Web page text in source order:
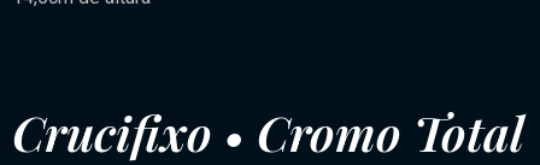
Crucifixo • Cromo Total